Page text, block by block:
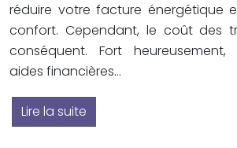
réduire votre facture énergétique
confort. Cependant, le coût des
conséquent. Fort
aides financières…
Lire la suite